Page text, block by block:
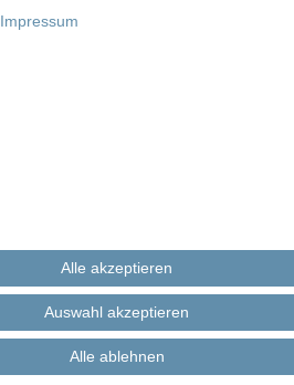
Impressum
Alle akzeptieren
Auswahl akzeptieren
Alle ablehnen